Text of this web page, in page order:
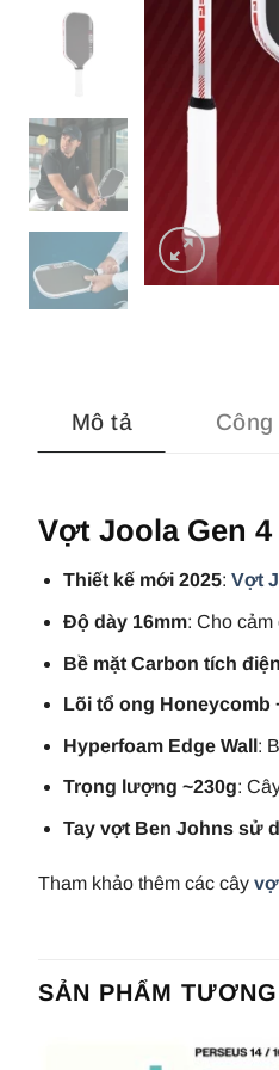
Mô tả
Vợt Joola Gen
Thiết kế mới 2025: Vợt
Độ dày 16mm: Cho
Bề mặt Carbon tích điện
Lõi tổ ong Honeycomb
Hyperfoam Edge Wall:
Trọng lượng ~230g:
Tay vợt Ben Johns sử
Tham khảo thêm các cây
SẢN PHẨM